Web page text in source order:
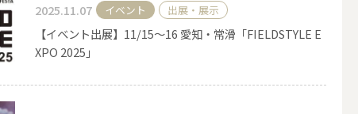
2025.11.07 イベント 出展・展示
【イベント出展】11/15～16 愛知・常滑「FIELDSTYLE E
XPO 2025」